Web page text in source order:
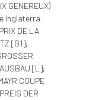
GENEREUX)
Inglaterra.
DE LA
[G1];
[L];
COUPE
DER